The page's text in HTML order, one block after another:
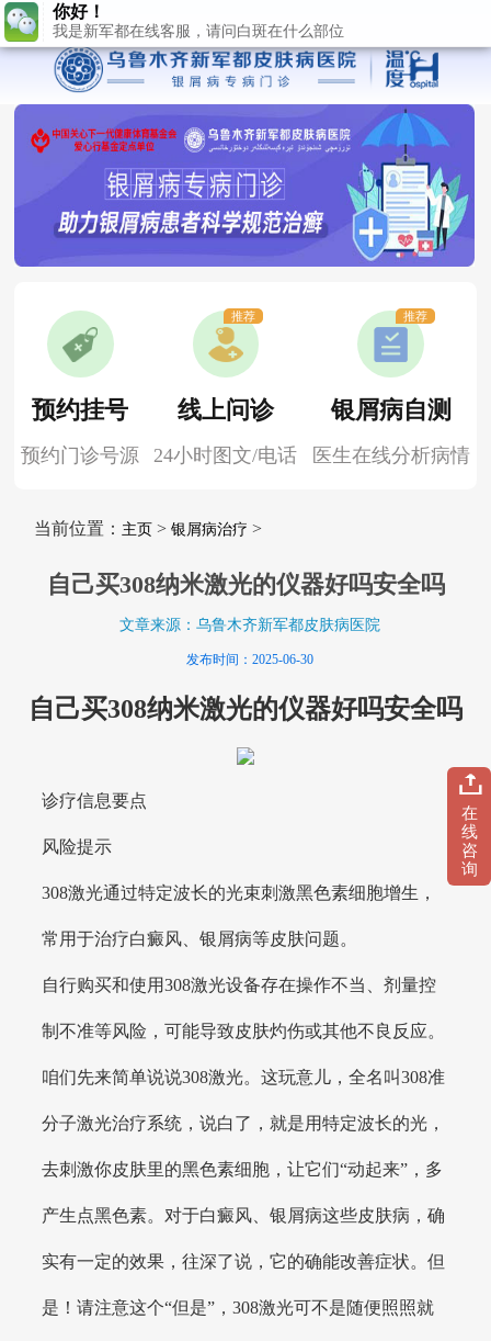
预约挂号
预约门诊号源
线上问诊
24小时图文/电话
推荐
银屑病自测
医生在线分析病情
推荐
当前位置： 主页> 银屑病治疗 >
自己买308纳米激光的仪器好吗安全吗
文章来源：乌鲁木齐新军都皮肤病医院
发布时间：2025-06-30
自己买308纳米激光的仪器好吗安全吗
诊疗信息要点
风险提示
308激光通过特定波长的光束刺激黑色素细胞增生，
常用于治疗白癜风、银屑病等皮肤问题。
自行购买和使用308激光设备存在操作不当、剂量控
制不准等风险，可能导致皮肤灼伤或其他不良反应。
咱们先来简单说说308激光。这玩意儿，全名叫308准
分子激光治疗系统，说白了，就是用特定波长的光，
去刺激你皮肤里的黑色素细胞，让它们“动起来”，多
产生点黑色素。对于白癜风、银屑病这些皮肤病，确
实有一定的效果，往深了说，它的确能改善症状。但
是！请注意这个“但是”，308激光可不是随便照照就
在
线
咨
询